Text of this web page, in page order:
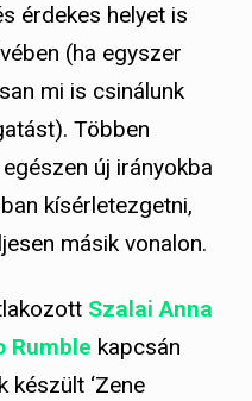
érdekes helyet is
(ha egyszer
mi is csinálunk
Többen
új irányokba
kísérletezgetni,
másik vonalon.
Szalai Anna
Rumble kapcsán
készült ‘Zene